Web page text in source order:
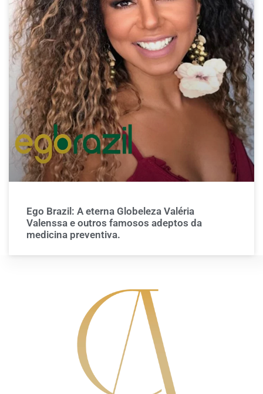
Ego Brazil: A eterna Globeleza Valéria
Valenssa e outros famosos adeptos da
medicina preventiva.